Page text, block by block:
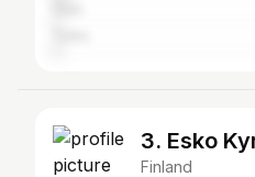
3. Esko
Finland